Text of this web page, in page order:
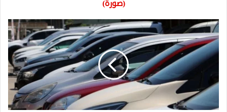
(صورة)
أسعار
السيارات
المستعملة
في
ترتفع